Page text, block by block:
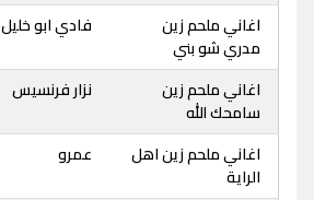
اغاني ملحم زين
مدري شو بني
فادي ابو خليل
اغاني ملحم زين
سامحك الله
نزار فرنسيس
اغاني ملحم زين اهل
الراية
عمرو